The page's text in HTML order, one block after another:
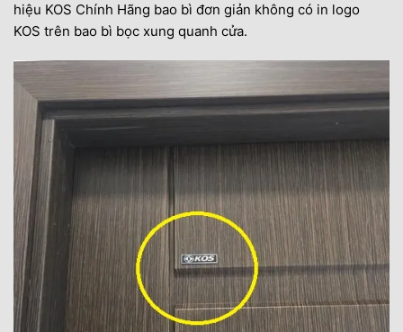
hiệu KOS Chính Hãng bao bì đơn giản không có in logo
KOS trên bao bì bọc xung quanh cửa.